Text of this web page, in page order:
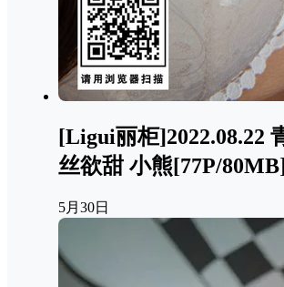
[Ligui丽柜]2022.08.22
丝欲甜 小熊[77P/80MB]
5月30日